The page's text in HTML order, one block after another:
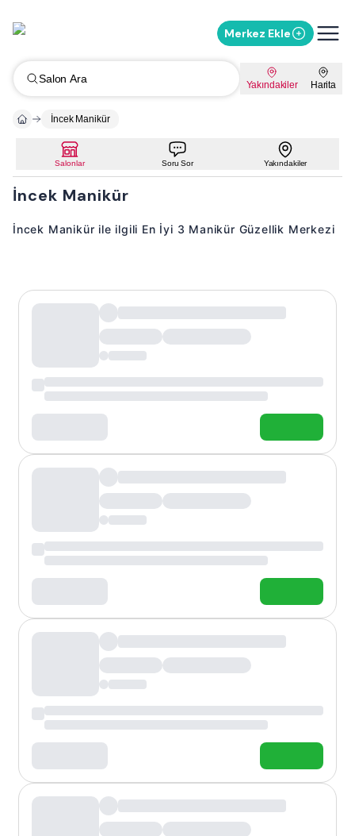
Merkez Ekle
Salon Ara Yakındakiler Harita
İncek Manikür
Salonlar Soru Sor Yakındakiler
İncek Manikür
İncek Manikür ile ilgili En İyi 3 Manikür Güzellik Merkezi